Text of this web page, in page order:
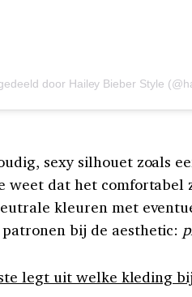
door Hailey Bieber Style
sexy silhouet zoals
weet dat het
kleuren met
bij de aesthetic:
legt uit welke kleding